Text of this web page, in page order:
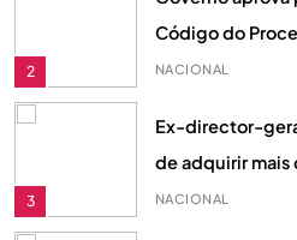
2
Código do
reforçar justiça
NACIONAL
3
Ex-director-
de adquirir mais
fundos
NACIONAL